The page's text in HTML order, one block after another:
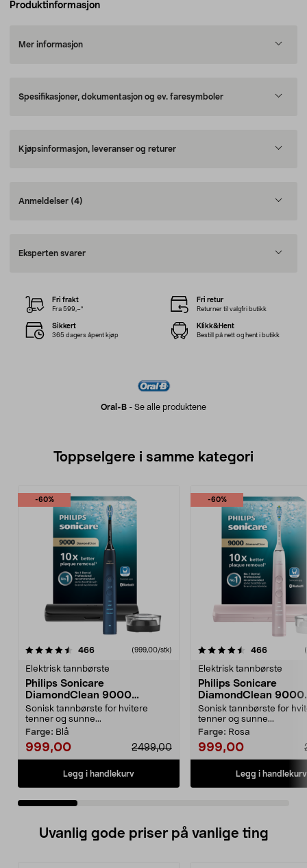
Produktinformasjon
Mer informasjon
Spesifikasjoner, dokumentasjon og ev. faresymboler
Kjøpsinformasjon, leveranser og returer
Anmeldelser (4)
Eksperten svarer
Oral-B - Se alle produktene
Fri frakt
Fra 599,–*
Fri retur
Returner til valgfri butikk
Sikkert
365 dagers åpent kjøp
Klikk&Hent
Bestill på nett og hent i butikk
Toppselgere i samme kategori
-60%
466anmeldelser(999,00/stk)
Elektrisk tannbørste
Philips Sonicare
DiamondClean 9000
elektrisk tannbørste, Special
Edition
Sonisk tannbørste for hvitere
tenner og sunne...
Farge: Blå
999,00 2499,00
Legg i handlekurv
-60%
4.5 av 5 stjerner 466
Elektrisk tannbørste
Philips Sonicare
DiamondClean 9000
elektrisk tannbørste,
Edition
Sonisk tannbørste for
tenner og sunne...
Farge: Rosa
999,00
Legg i handlekurv
4.5 av 5 stjerner
Uvanlig gode priser på vanlige ting